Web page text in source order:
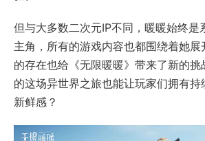
但与大多数二次元IP不同，暖暖始终是
主角，所有的游戏内容也都围绕着她
的存在也给《无限暖暖》带来了新的
的这场异世界之旅也能让玩家们拥有持
新鲜感？